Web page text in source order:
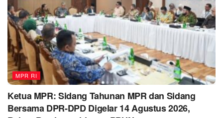
MPR RI
Ketua MPR: Sidang Tahunan MPR dan Sidang
Bersama DPR-DPD Digelar 14 Agustus 2026,